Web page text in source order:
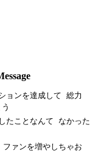
ョンを達成して 総力
たことなんて なかった
ァンを増やしちゃお